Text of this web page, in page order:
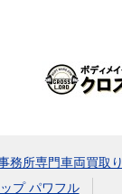
務所専門車両買取り
プ パワフル